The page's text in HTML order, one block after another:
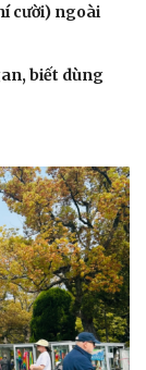
thời sự
hồn
cười) ngoài
biết dùng